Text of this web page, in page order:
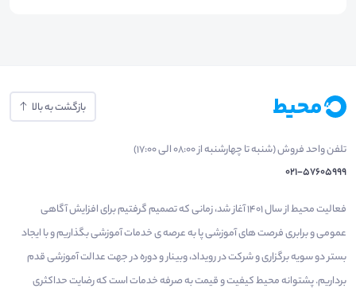
بازگشت به بالا
تلفن واحد فروش (شنبه تا چهارشنبه از 08:00 الی 17:00)
021-57605999
فعالیت محیط از سال 1401 آغاز شد، زمانی که تصمیم گرفتیم برای افزایش آگاهی
عمومی و برابری فرصت های آموزشی پا به عرصه ی خدمات آموزشی بگذاریم و با ایجاد
بستر دو سویه برگزاری و شرکت در رویداد، وبینار و دوره در جهت عدالت آموزشی قدم
برداریم. پشتوانه محیط کیفیت و قیمت به صرفه خدمات است که رضایت حداکثری